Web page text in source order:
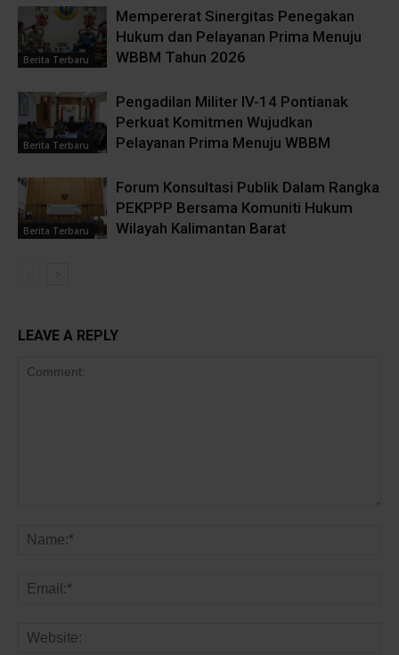
Berita Terbaru
Mempererat Sinergitas Penegakan
Hukum dan Pelayanan Prima Menuju
WBBM Tahun 2026
Berita Terbaru
Pengadilan Militer IV-14 Pontianak
Perkuat Komitmen Wujudkan
Pelayanan Prima Menuju WBBM
Berita Terbaru
Forum Konsultasi Publik Dalam Rangka
PEKPPP Bersama Komuniti Hukum
Wilayah Kalimantan Barat
LEAVE A REPLY